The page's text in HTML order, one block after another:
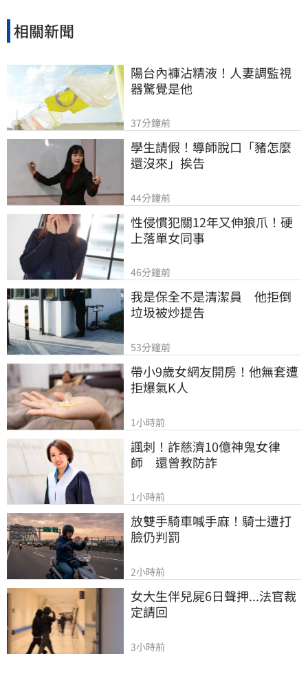
相關新聞
陽台內褲沾精液！人妻調監視
器驚覺是他
37分鐘前
學生請假！導師脫口「豬怎麼
還沒來」挨告
44分鐘前
性侵慣犯關12年又伸狼爪！硬
上落單女同事
46分鐘前
我是保全不是清潔員　他拒倒
垃圾被炒提告
53分鐘前
帶小9歲女網友開房！他無套遭
拒爆氣K人
1小時前
諷刺！詐慈濟10億神鬼女律
師　還曾教防詐
1小時前
放雙手騎車喊手麻！騎士遭打
臉仍判罰
2小時前
女大生伴兒屍6日聲押...法官裁
定請回
3小時前